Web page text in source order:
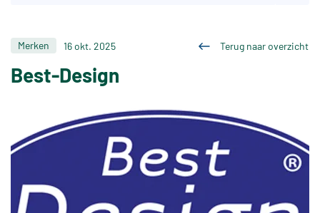
Merken 16 okt. 2025 Terug naar overzicht
Best-Design